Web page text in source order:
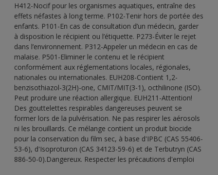
H412-Nocif pour les organismes aquatiques, entraîne des
effets néfastes à long terme. P102-Tenir hors de portée des
enfants. P101-En cas de consultation d’un médecin, garder
à disposition le récipient ou l’étiquette. P273-Éviter le rejet
dans l’environnement. P312-Appeler un médecin en cas de
malaise. P501-Eliminer le contenu et le récipient
conformément aux réglementations locales, régionales,
nationales ou internationales. EUH208-Contient 1,2-
benzisothiazol-3(2H)-one, CMIT/MIT(3-1), octhilinone (ISO).
Peut produire une réaction allergique. EUH211-Attention!
Des gouttelettes respirables dangereuses peuvent se
former lors de la pulvérisation. Ne pas respirer les aérosols
ni les brouillards. Ce mélange contient un produit biocide
pour la conservation du film sec, à base d'IPBC (CAS 55406-
53-6), d'Isoproturon (CAS 34123-59-6) et de Terbutryn (CAS
886-50-0).Dangereux. Respecter les précautions d'emploi